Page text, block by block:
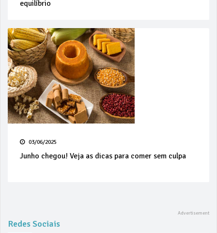
equilíbrio
03/06/2025
Junho chegou! Veja as dicas para comer sem culpa
Redes Sociais